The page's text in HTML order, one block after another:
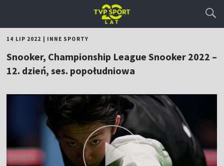
14 LIP 2022 INNE SPORTY
Snooker, Championship League Snooker 2022 –
12. dzień, ses. popołudniowa